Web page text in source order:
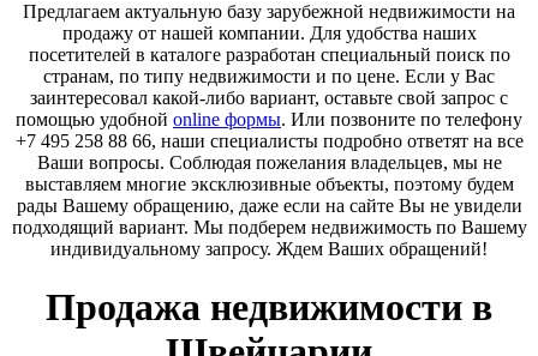
Предлагаем актуальную базу зарубежной недвижимости на
продажу от нашей компании. Для удобства наших
посетителей в каталоге разработан специальный поиск по
странам, по типу недвижимости и по цене. Если у Вас
заинтересовал какой-либо вариант, оставьте свой запрос с
помощью удобной online формы. Или позвоните по телефону
+7 495 258 88 66, наши специалисты подробно ответят на все
Ваши вопросы. Соблюдая пожелания владельцев, мы не
выставляем многие эксклюзивные объекты, поэтому будем
рады Вашему обращению, даже если на сайте Вы не увидели
подходящий вариант. Мы подберем недвижимость по Вашему
индивидуальному запросу. Ждем Ваших обращений!
Продажа недвижимости в